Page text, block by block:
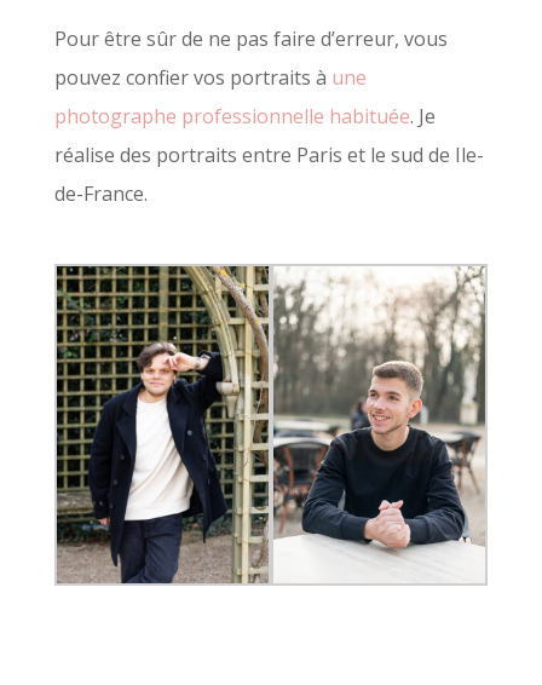
Pour être sûr de ne pas faire d’erreur, vous
pouvez confier vos portraits à une
photographe professionnelle habituée. Je
réalise des portraits entre Paris et le sud de Ile-
de-France.